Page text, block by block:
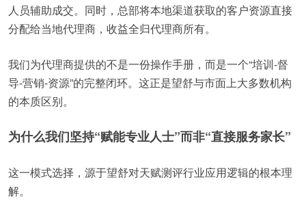
人员辅助成交。同时，总部将本地渠道获取的客户资源直接
分配给当地代理商，收益全归代理商所有。
我们为代理商提供的不是一份操作手册，而是一个“培训-督
导-营销-资源”的完整闭环。这正是望舒与市面上大多数机构
的本质区别。
为什么我们坚持“赋能专业人士”而非“直接服务家长”
这一模式选择，源于望舒对天赋测评行业应用逻辑的根本理
解。